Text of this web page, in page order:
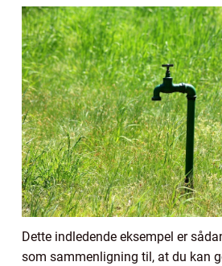
Dette indledende eksempel er
som sammenligning til, at du kan